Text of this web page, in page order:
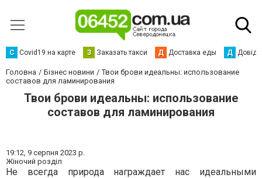
С Сovid19 на карте З Заказать такси Д Доставка еды Д
Головна Бізнес новини
Твои брови идеальны: использование
составов для ламинирования
Твои брови идеальны: использование
составов для ламинирования
19:12, 9 серпня 2023 р.
Жіночий розділ
Не всегда природа награждает нас идеальными